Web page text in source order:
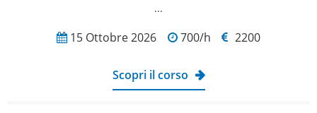
...
15 Ottobre 2026 700/h 2200
Scopri il corso